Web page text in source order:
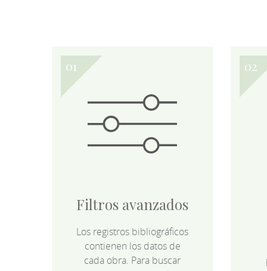
Filtros avanzados
Los registros bibliográficos
contienen los datos de
cada obra. Para buscar